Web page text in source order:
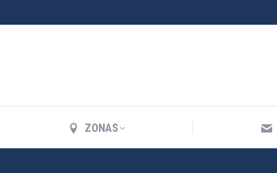
ZONAS
ZONAS